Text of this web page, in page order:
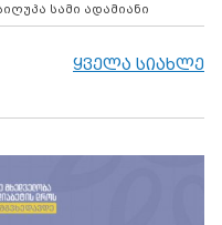
სამი ადამიანი
ყველა სიახლე